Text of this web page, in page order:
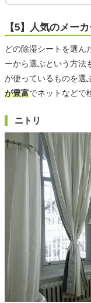
【5】人気のメー
どの除湿シートを選ん
ーから選ぶという方法
が使っているものを選
が豊富でネットなどで
ニトリ